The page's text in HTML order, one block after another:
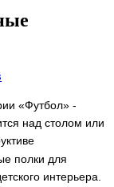
«Футбол» -
над столом или
полки для
интерьера.